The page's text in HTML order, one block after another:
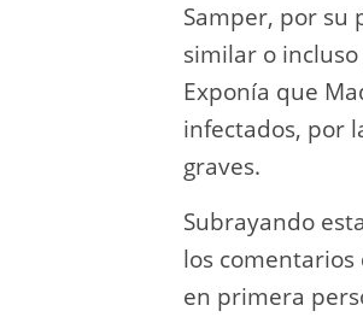
Samper, por su
similar o
Exponía que
infectados, por
graves.
Subrayando
los comentarios
en primera